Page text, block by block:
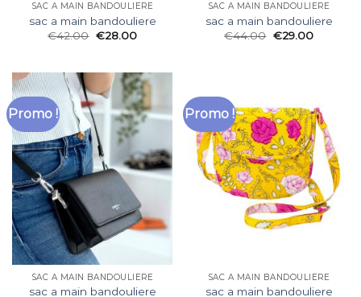
SAC A MAIN BANDOULIERE
sac a main bandouliere
€42.00 €28.00
SAC A MAIN BANDOULIERE
sac a main bandouliere
€44.00 €29.00
Promo !
SAC A MAIN BANDOULIERE
sac a main bandouliere
Promo !
SAC A MAIN BANDOULIERE
sac a main bandouliere